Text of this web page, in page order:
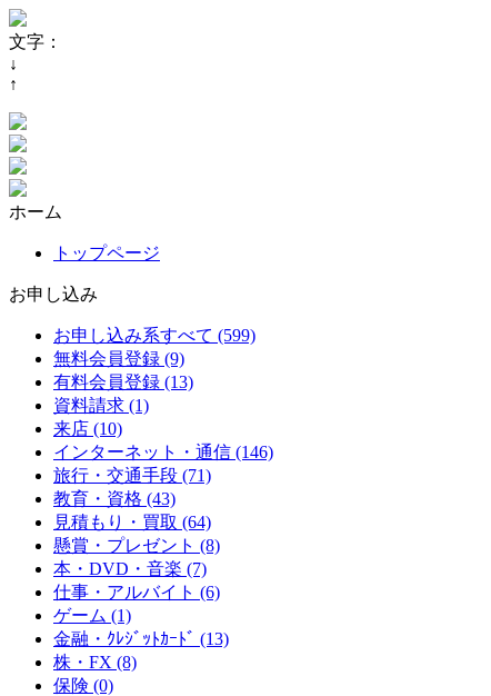
文字：
↓
↑
ホーム
トップページ
お申し込み
お申し込み系すべて (599)
無料会員登録 (9)
有料会員登録 (13)
資料請求 (1)
来店 (10)
インターネット・通信 (146)
旅行・交通手段 (71)
教育・資格 (43)
見積もり・買取 (64)
懸賞・プレゼント (8)
本・DVD・音楽 (7)
仕事・アルバイト (6)
ゲーム (1)
金融・ｸﾚｼﾞｯﾄｶｰﾄﾞ (13)
株・FX (8)
保険 (0)